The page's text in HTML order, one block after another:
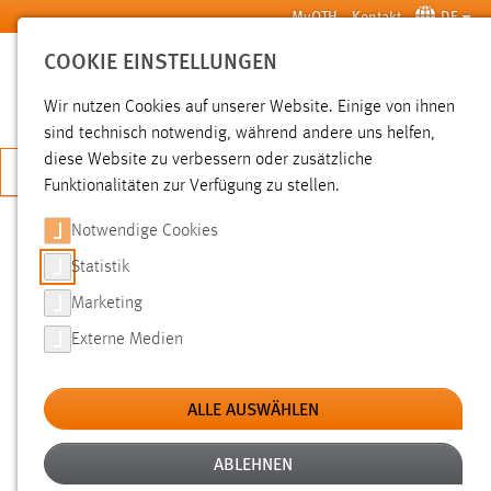
Zum Hauptinhalt springen MyOTH Kontakt DE
SUCHE
JETZT BEWERBEN
SUCHE
FILTER
Erstellungsdatum
SUCHEN
COOKIE EINSTELLUNGEN
Wir nutzen Cookies auf unserer Website. Einige von ihnen
sind technisch notwendig, während andere uns helfen,
diese Website zu verbessern oder zusätzliche
Funktionalitäten zur Verfügung zu stellen.
Notwendige Cookies
Statistik
Marketing
Externe Medien
ALLE AUSWÄHLEN
ABLEHNEN